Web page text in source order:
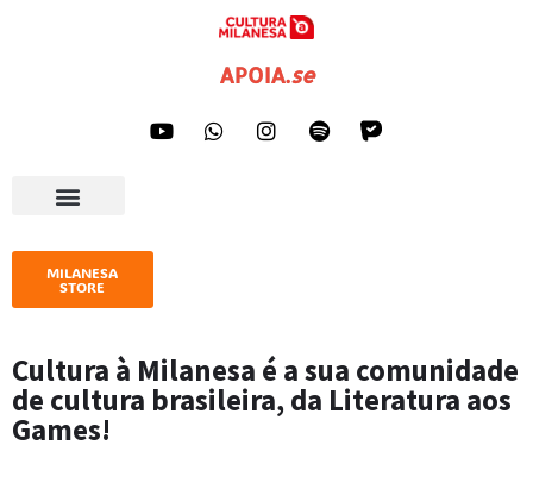
APOIA.se
MILANESA
STORE
Cultura à Milanesa é a sua comunidade
de cultura brasileira, da Literatura aos
Games!